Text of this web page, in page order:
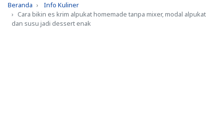
Beranda
Info Kuliner
Cara bikin es krim alpukat homemade tanpa mixer, modal alpukat
dan susu jadi dessert enak